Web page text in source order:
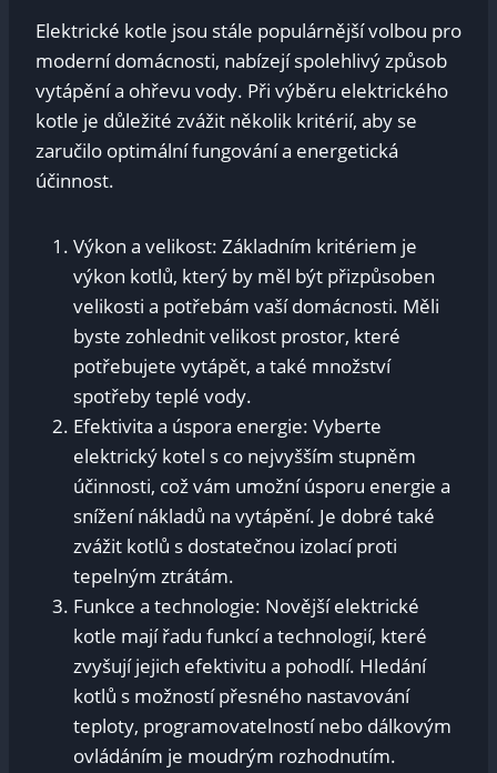
Elektrické kotle jsou stále populárnější volbou pro
moderní domácnosti, nabízejí spolehlivý způsob
vytápění a ohřevu vody. Při výběru elektrického
kotle je důležité zvážit několik kritérií, aby se
zaručilo optimální fungování a energetická
účinnost.
Výkon a velikost: Základním kritériem je
výkon kotlů, který by měl být přizpůsoben
velikosti a potřebám vaší domácnosti. Měli
byste zohlednit velikost prostor, které
potřebujete vytápět, a také množství
spotřeby teplé vody.
Efektivita a úspora energie: Vyberte
elektrický kotel s co nejvyšším stupněm
účinnosti, což vám umožní úsporu energie a
snížení nákladů na vytápění. Je dobré také
zvážit kotlů s dostatečnou izolací proti
tepelným ztrátám.
Funkce a technologie: Novější elektrické
kotle mají řadu funkcí a technologií, které
zvyšují jejich efektivitu a pohodlí. Hledání
kotlů s možností přesného nastavování
teploty, programovatelností nebo dálkovým
ovládáním je moudrým rozhodnutím.